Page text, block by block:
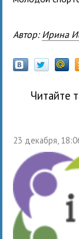
Автор: Ирина
Читайте
23 декабря,